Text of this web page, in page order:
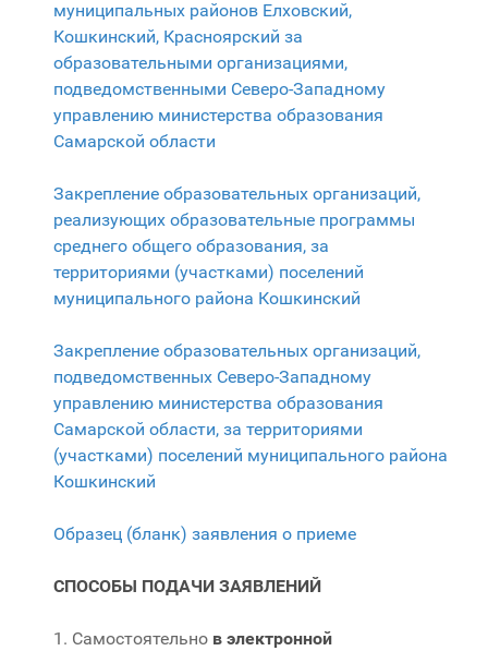
муниципальных районов Елховский,
Кошкинский, Красноярский за
образовательными организациями,
подведомственными Северо-Западному
управлению министерства образования
Самарской области
Закрепление образовательных организаций,
реализующих образовательные программы
среднего общего образования, за
территориями (участками) поселений
муниципального района Кошкинский
Закрепление образовательных организаций,
подведомственных Северо-Западному
управлению министерства образования
Самарской области, за территориями
(участками) поселений муниципального района
Кошкинский
Образец (бланк) заявления о приеме
СПОСОБЫ ПОДАЧИ ЗАЯВЛЕНИЙ
1. Самостоятельно в электронной